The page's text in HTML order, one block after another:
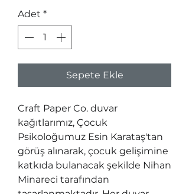
₺1.750,00
Adet *
Sepete Ekle
Craft Paper Co. duvar
kağıtlarımız, Çocuk
Psikoloğumuz Esin Karataş'tan
görüş alınarak, çocuk gelişimine
katkıda bulanacak şekilde Nihan
Minareci tarafından